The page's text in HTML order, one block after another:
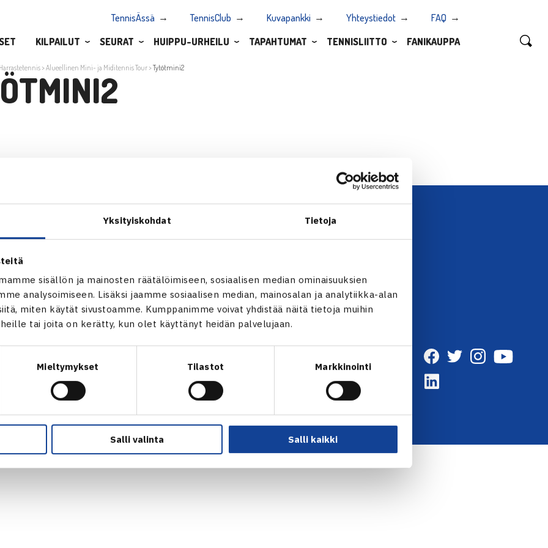
Yksityiskohdat Tietoja
sisällön ja mainosten räätälöimiseen, sosiaalisen median ominaisuuksien
analysoimiseen. Lisäksi jaamme sosiaalisen median, mainosalan ja analytiikka-alan
miten käytät sivustoamme. Kumppanimme voivat yhdistää näitä tietoja muihin
tai joita on kerätty, kun olet käyttänyt heidän palvelujaan.
Mieltymykset Tilastot Markkinointi
Salli valinta Salli kaikki
TennisÄssä TennisClub Kuvapankki Yhteystiedot
FAQ
KILPAILUT SEURAT HUIPPU-URHEILU TAPAHTUMAT TENNISLIITTO FANIKAUPPA
Harrastetennis>Alueellinen Mini- ja Miditennis Tour>Tytötmini2
tie 1,
ALOITA HARRASTUS →
VASTUULLISUUSOHJELMA →
KUVAPANKKI →
FAQ – USEIN KYSYTYT KYSYMYKSET
→
EVÄSTEET →
TILAA UUTISKIRJE →